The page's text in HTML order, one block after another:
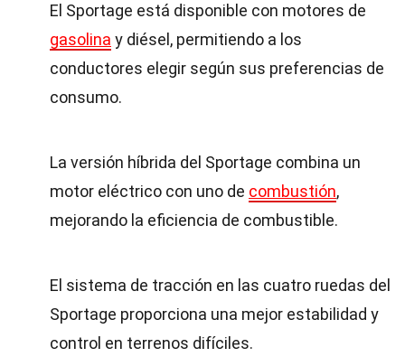
El Sportage está disponible con motores de
gasolina y diésel, permitiendo a los
conductores elegir según sus preferencias de
consumo.
La versión híbrida del Sportage combina un
motor eléctrico con uno de combustión,
mejorando la eficiencia de combustible.
El sistema de tracción en las cuatro ruedas del
Sportage proporciona una mejor estabilidad y
control en terrenos difíciles.